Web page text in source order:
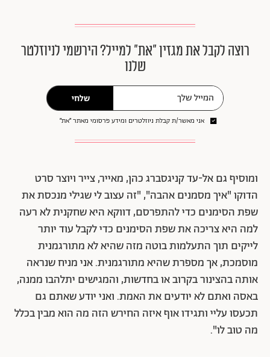
רוצה לקבל את מגזין ״את״ למייל? הירשמי לניוזלטר
שלנו
שלחי
אני מאשר/ת קבלת ניוזלטרים ומידע פרסומי מאתר ״את״
ומוסיף גם אל-עד קניגסברג כהן, מאייר, צייר ויוצר סרט
הדוקו "איך מסמנים אהבה", "זה עצוב לי שגילי מנכסת את
שפת הסימנים כדי להתפרסם, דווקא היא שחקנית לא רעה
למה היא צריכה את שפת הסימנים כדי לקבל עוד יותר
לייקים תוך התעלמות בוטה מזה שהיא לא מתורגמנית
מוסמכת, אך מספרת שהיא מתורגמנית. אני מניח שנראה
אותה בהצינור בקרוב או בחדשות, והמגישים יתלהבו ממנה,
באסה ואתם לא יודעים את האמת. ואני יודע שאתם גם
תכעסו עליי ותגידו אוף איזה החירש הזה מה הוא מבין בכלל
מה טוב לו".